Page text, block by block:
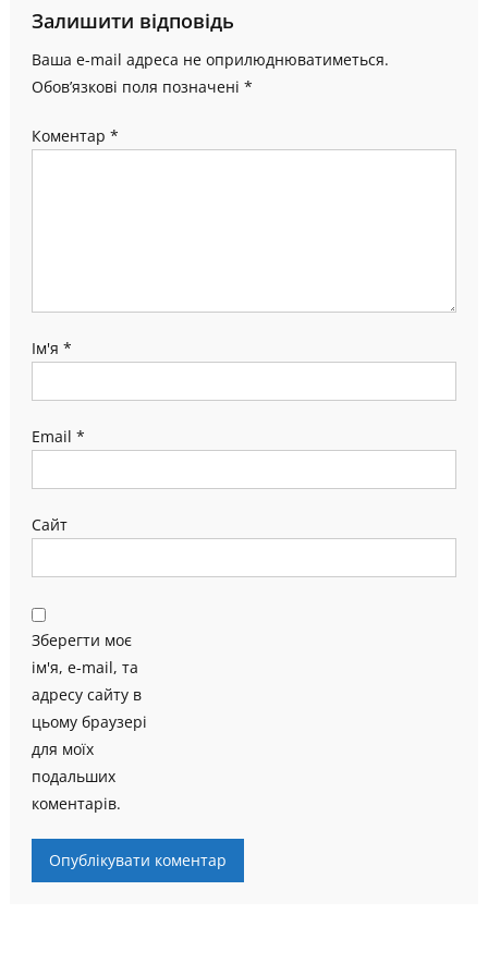
Залишити відповідь
Ваша e-mail адреса не оприлюднюватиметься.
Обов’язкові поля позначені *
Коментар *
Ім'я *
Email *
Сайт
Зберегти моє
ім'я, e-mail, та
адресу сайту в
цьому браузері
для моїх
подальших
коментарів.